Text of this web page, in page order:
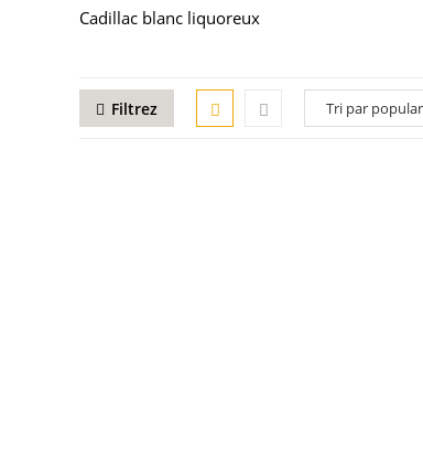
Cadillac blanc liquoreux
Filtrez